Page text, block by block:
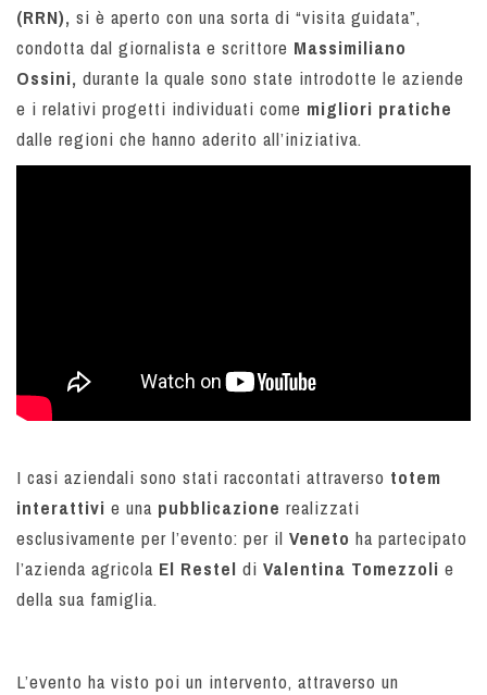
(RRN), si è aperto con una sorta di “visita guidata”,
condotta dal giornalista e scrittore Massimiliano
Ossini, durante la quale sono state introdotte le aziende
e i relativi progetti individuati come migliori pratiche
dalle regioni che hanno aderito all’iniziativa.
I casi aziendali sono stati raccontati attraverso totem
interattivi e una pubblicazione realizzati
esclusivamente per l’evento: per il Veneto ha partecipato
l’azienda agricola El Restel di Valentina Tomezzoli e
della sua famiglia.
L’evento ha visto poi un intervento, attraverso un